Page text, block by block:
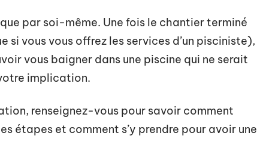
par soi-même. Une fois le chantier terminé
vous vous offrez les services d’un pisciniste),
vous baigner dans une piscine qui ne serait
implication.
renseignez-vous pour savoir comment
étapes et comment s’y prendre pour avoir une